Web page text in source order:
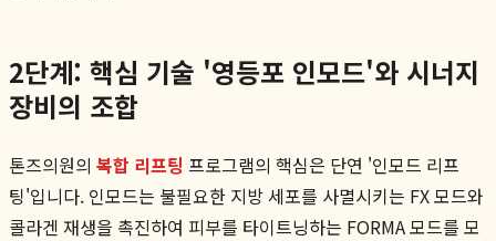
2단계: 핵심 기술 '영등포 인모드'와 시너지
장비의 조합
톤즈의원의 복합 리프팅 프로그램의 핵심은 단연 '인모드 리프
팅'입니다. 인모드는 불필요한 지방 세포를 사멸시키는 FX 모드와
콜라겐 재생을 촉진하여 피부를 타이트닝하는 FORMA 모드를 모